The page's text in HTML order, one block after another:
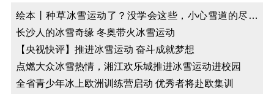
绘本丨种草冰雪运动了？没学会这些，小心雪道的尽头
是骨科
长沙人的冰雪奇缘 冬奥带火冰雪运动
【央视快评】推进冰雪运动 奋斗成就梦想
点燃大众冰雪热情，湘江欢乐城推进冰雪运动进校园
全省青少年冰上欧洲训练营启动 优秀者将赴欧集训